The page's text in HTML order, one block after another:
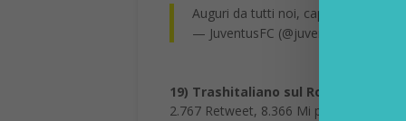
Auguri da tutti noi, capitan
— JuventusFC (@juventusfc)
19) Trashitaliano sul Royal Wedding
2.767 Retweet, 8.366 Mi piace, 50